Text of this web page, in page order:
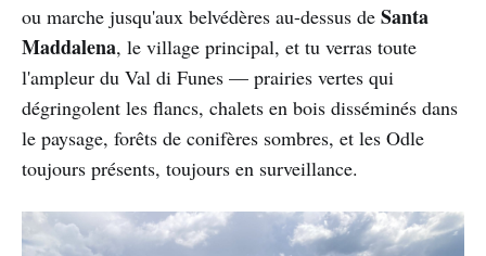
ou marche jusqu'aux belvédères au-dessus de Santa
Maddalena, le village principal, et tu verras toute
l'ampleur du Val di Funes — prairies vertes qui
dégringolent les flancs, chalets en bois disséminés dans
le paysage, forêts de conifères sombres, et les Odle
toujours présents, toujours en surveillance.